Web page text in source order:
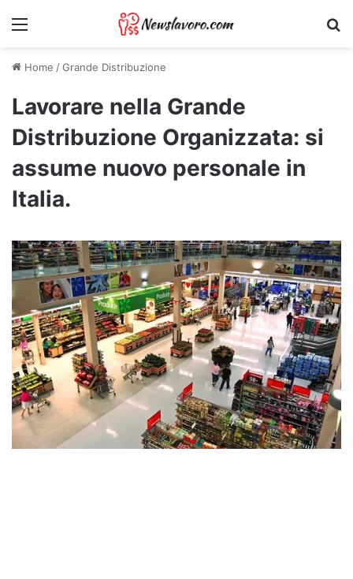
Menu
Home /Grande Distribuzione
Lavorare nella Grande
Distribuzione Organizzata: si
assume nuovo personale in
Italia.